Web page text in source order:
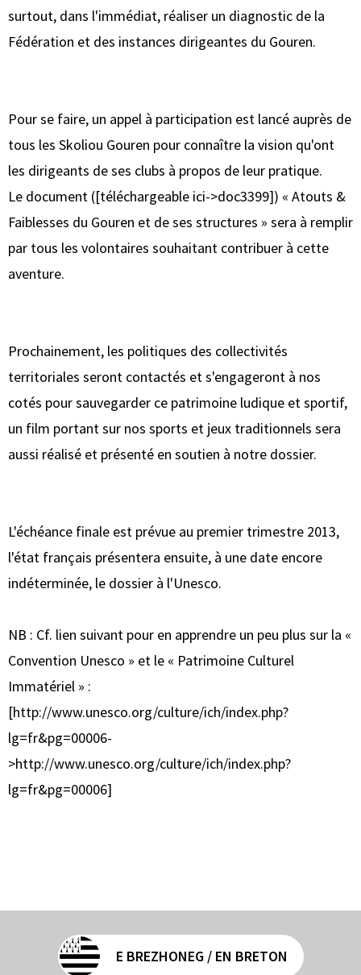
surtout, dans l'immédiat, réaliser un diagnostic de la
Fédération et des instances dirigeantes du Gouren.
Pour se faire, un appel à participation est lancé auprès de
tous les Skoliou Gouren pour connaître la vision qu'ont
les dirigeants de ses clubs à propos de leur pratique.
Le document ([téléchargeable ici->doc3399]) « Atouts &
Faiblesses du Gouren et de ses structures » sera à remplir
par tous les volontaires souhaitant contribuer à cette
aventure.
Prochainement, les politiques des collectivités
territoriales seront contactés et s'engageront à nos
cotés pour sauvegarder ce patrimoine ludique et sportif,
un film portant sur nos sports et jeux traditionnels sera
aussi réalisé et présenté en soutien à notre dossier.
L'échéance finale est prévue au premier trimestre 2013,
l'état français présentera ensuite, à une date encore
indéterminée, le dossier à l'Unesco.
NB : Cf. lien suivant pour en apprendre un peu plus sur la «
Convention Unesco » et le « Patrimoine Culturel
Immatériel » :
[http://www.unesco.org/culture/ich/index.php?
lg=fr&pg=00006-
>http://www.unesco.org/culture/ich/index.php?
lg=fr&pg=00006]
E BREZHONEG / EN BRETON